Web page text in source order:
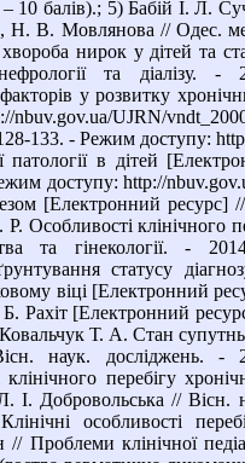
10 балів).; 5) Бабій І. Л.
Н. В. Мовлянова //
нирок у дітей та
та
у розвитку
UJRN/
133. - Режим доступу:
патології в дітей
доступу: http://
[Електронний
клінічного
та
статусу
віці [Електронний
Рахіт [Електронний
Т. А. Стан
// Вісн. наук.
перебігу
І. Добровольська //
особливості
клінічної